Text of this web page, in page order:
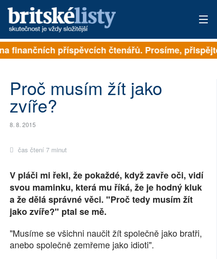
PŘIHLÁSIT
ARCHIV
AUTOŘI
PŘÍSPĚVKY NA PROVOZ
SOCIÁLNÍ SÍTĚ
příspěvcích čtenářů. Prosíme, přispějte.
Proč musím žít jako
zvíře?
8. 8. 2015
čas čtení 7 minut
V pláči mi řekl, že pokaždé, když zavře oči, vidí
svou maminku, která mu říká, že je hodný kluk
a že dělá správné věci. "Proč tedy musím žít
jako zvíře?" ptal se mě.
"Musíme se všichni naučit žít společně jako bratři,
anebo společně zemřeme jako idioti".